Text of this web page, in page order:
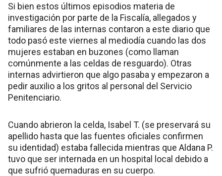
Si bien estos últimos episodios materia de
investigación por parte de la Fiscalía, allegados y
familiares de las internas contaron a este diario que
todo pasó este viernes al mediodía cuando las dos
mujeres estaban en buzones (como llaman
comúnmente a las celdas de resguardo). Otras
internas advirtieron que algo pasaba y empezaron a
pedir auxilio a los gritos al personal del Servicio
Penitenciario.
Cuando abrieron la celda, Isabel T. (se preservará su
apellido hasta que las fuentes oficiales confirmen
su identidad) estaba fallecida mientras que Aldana P.
tuvo que ser internada en un hospital local debido a
que sufrió quemaduras en su cuerpo.